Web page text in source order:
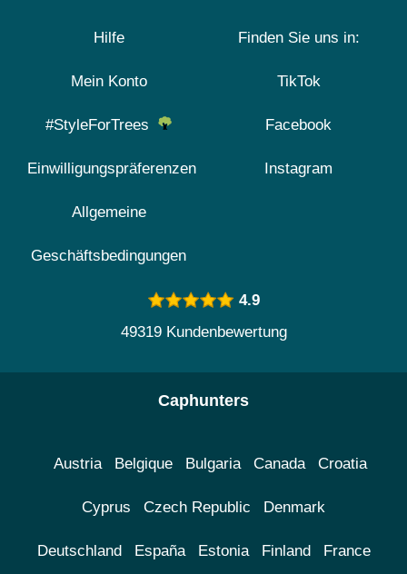
Hilfe
Mein Konto
#StyleForTrees
Einwilligungspräferenzen
Allgemeine
Geschäftsbedingungen
Finden Sie uns in:
TikTok
Facebook
Instagram
4.9
49319 Kundenbewertung
Caphunters
Austria Belgique Bulgaria Canada Croatia
Cyprus Czech Republic Denmark
Deutschland España Estonia Finland France